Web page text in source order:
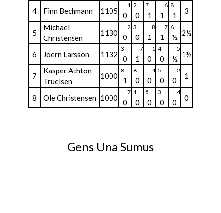
4 Finn Bechmann 1105
1
0
2
0
7
1
6
1
8
1 3
5
Michael
Christensen
1130
2
0
3
0
8
1
7
1
6
½ 2½
6 Joern Larsson 1132
3
0
7
1
1
0
4
0
5
½ 1½
7
Kasper Achton
Truelsen
1000
8
1
6
0
4
0
5
0
2
0 1
8 Ole Christensen 1000
7
0
1
0
5
0
3
0
4
0 0
Gens Una Sumus